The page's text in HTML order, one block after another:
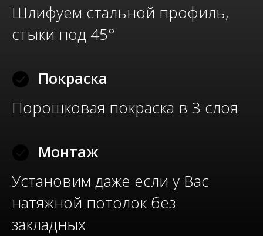
Шлифуем стальной профиль,
стыки под 45°
Покраска
Порошковая покраска в 3 слоя
Монтаж
Установим даже если у Вас
натяжной потолок без
закладных